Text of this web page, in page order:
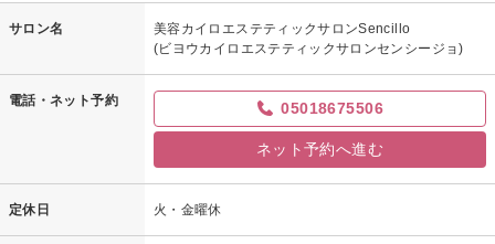
サロン名
美容カイロエステティックサロンSencillo
(ビヨウカイロエステティックサロンセンシージョ)
電話・ネット予約 05018675506
ネット予約へ進む
定休日 火・金曜休